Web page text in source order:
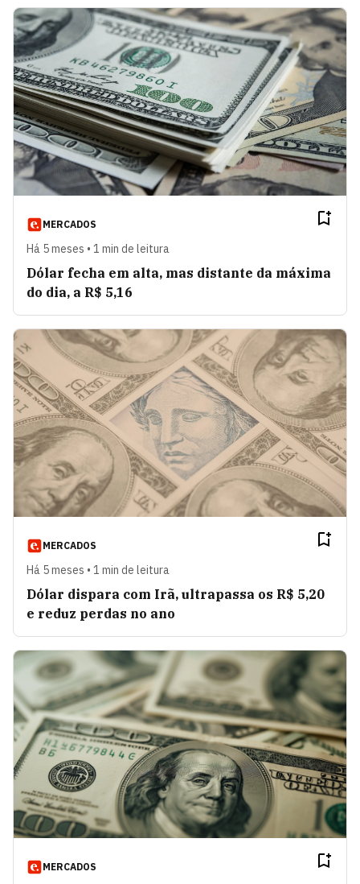
MERCADOS
Há 5 meses • 1 min de leitura
Dólar fecha em alta, mas distante da máxima
do dia, a R$ 5,16
MERCADOS
Há 5 meses • 1 min de leitura
Dólar dispara com Irã, ultrapassa os R$ 5,20
e reduz perdas no ano
MERCADOS